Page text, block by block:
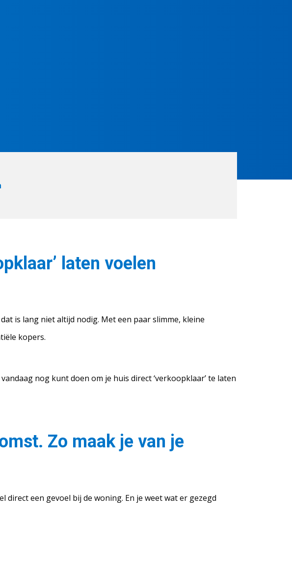
laten voelen
is lang niet altijd nodig. Met een paar slimme, kleine
kopers.
nog kunt doen om je huis direct ‘verkoopklaar’ te laten
Zo maak je van je
een gevoel bij de woning. En je weet wat er gezegd